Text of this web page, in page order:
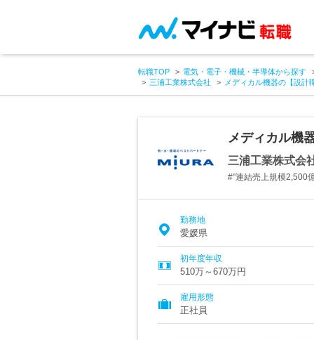
転職TOP
電気・電子・機械・半導体から探す
三浦工業株式会社
メディカル機器の【設
メディカル機
三浦工業株式会
#"連結売上規模2,500
勤務地
愛媛県
初年度年収
510万～670万円
雇用形態
正社員